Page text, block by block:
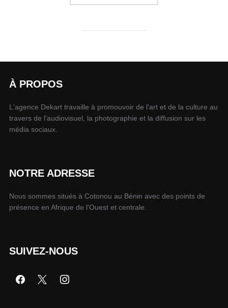
À PROPOS
L'agence Dekart travaille à promouvoir de l'art et de la culture au
travers de l'audiovisuel, la photographie et la diffusion sur les
média sociaux.
NOTRE ADRESSE
Nous sommes situés à Cotonou au Bénin avec des points de
présence en Afrique de l'Ouest et centrale.
SUIVEZ-NOUS